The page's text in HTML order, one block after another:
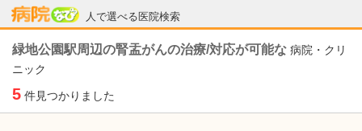
人で選べる医院検索
病院なび
緑地公園駅周辺の腎盂がんの治療/対応が可能な 病院・クリ
ニック
5 件見つかりました